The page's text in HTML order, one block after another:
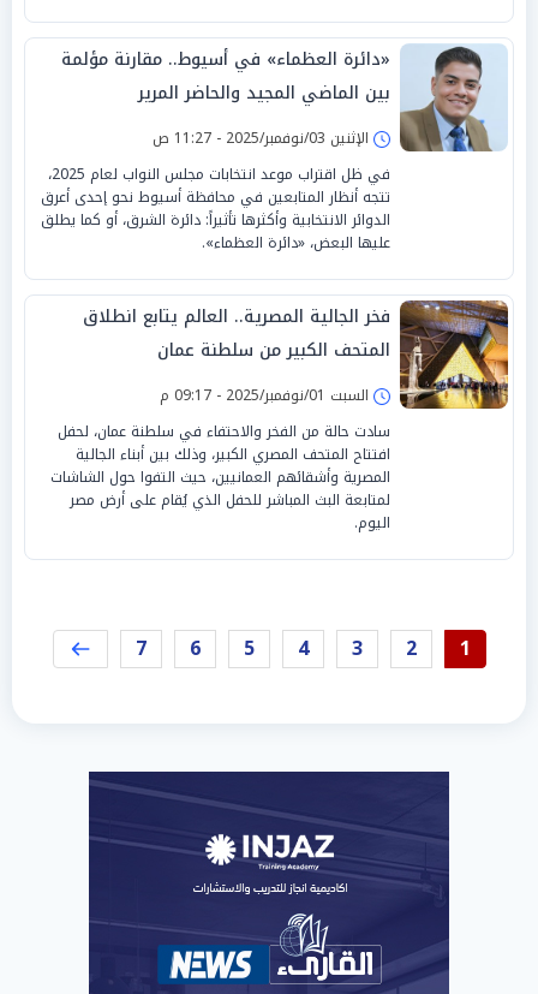
«دائرة العظماء» في أسيوط.. مقارنة مؤلمة
بين الماضي المجيد والحاضر المرير
الإثنين 03/نوفمبر/2025 - 11:27 ص
في ظل اقتراب موعد انتخابات مجلس النواب لعام 2025،
تتجه أنظار المتابعين في محافظة أسيوط نحو إحدى أعرق
الدوائر الانتخابية وأكثرها تأثيراً: دائرة الشرق، أو كما يطلق
عليها البعض، «دائرة العظماء».
فخر الجالية المصرية.. العالم يتابع انطلاق
المتحف الكبير من سلطنة عمان
السبت 01/نوفمبر/2025 - 09:17 م
سادت حالة من الفخر والاحتفاء في سلطنة عمان، لحفل
افتتاح المتحف المصري الكبير، وذلك بين أبناء الجالية
المصرية وأشقائهم العمانيين، حيث التفوا حول الشاشات
لمتابعة البث المباشر للحفل الذي يُقام على أرض مصر
اليوم.
1
2
3
4
5
6
7